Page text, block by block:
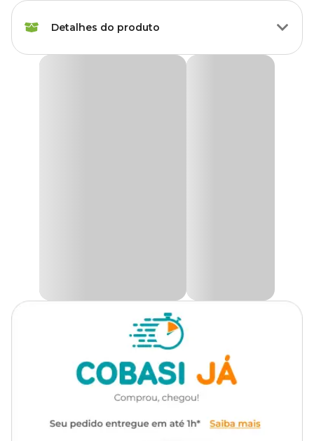
Detalhes do produto
Preencher o ambiente do pet conforme abaixo:
Utilizar apenas uma camada de Like Pet
Preencher o fundo do viveiro com uma camada de
1cm a 2cm de Like Pet Roedores.
Preencher o fundo do terrário com 1cm de
granulado Like Pet Roedores.
Após absorção, o granulado higiênico de madeira Like Pet